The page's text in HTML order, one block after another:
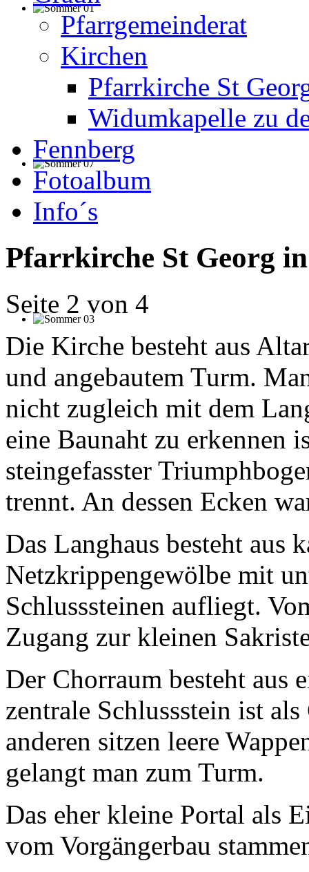
Pfarrgemeinderat
Kirchen
Pfarrkirche St
Widumkapelle zu
Fennberg
Fotoalbum
Info´s
Pfarrkirche St Georg
Seite 2 von 4
Die Kirche besteht aus
und angebautem Turm.
nicht zugleich mit dem
eine Baunaht zu erkennen
steingefasster
trennt. An dessen Ecken
Das Langhaus besteht aus
Netzkrippengewölbe mit
Schlusssteinen aufliegt.
Zugang zur kleinen
Der Chorraum besteht aus
zentrale Schlussstein ist
anderen sitzen leere
gelangt man zum Turm.
Das eher kleine Portal als
vom Vorgängerbau